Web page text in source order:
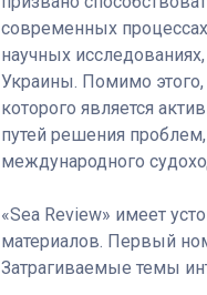
современных
научных
Украины. Помимо
которого является
путей решения
международного
«Sea Review» имеет
материалов. Первый
Затрагиваемые темы